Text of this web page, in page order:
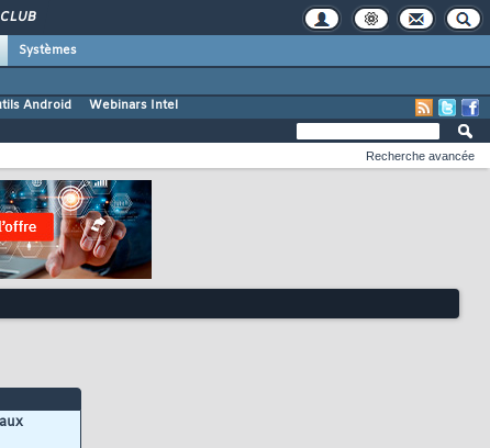
CLUB
Systèmes
Android Webinars Intel
Recherche avancée